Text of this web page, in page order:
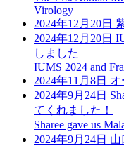
Virology
2024年12月20日
2024年12月20日
しました
IUMS 2024 and
2024年11月8日 オ
2024年9月24日
てくれました！
Sharee gave us
2024年9月24日 山